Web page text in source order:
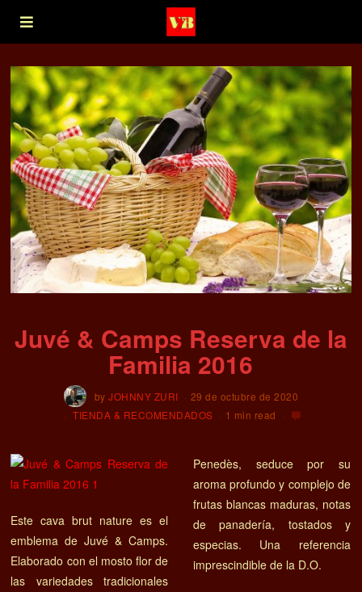
Juvé & Camps Reserva de la
Familia 2016
byJOHNNY ZURI
29 de octubre de 2020
TIENDA & RECOMENDADOS
1 min read
Este cava brut nature es el
emblema de Juvé & Camps.
Elaborado con el mosto flor de
las variedades tradicionales
Penedès, seduce por su
aroma profundo y complejo de
frutas blancas maduras, notas
de panadería, tostados y
especias. Una referencia
imprescindible de la D.O.